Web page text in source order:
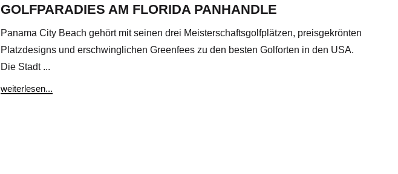
GOLFPARADIES AM FLORIDA PANHANDLE
Panama City Beach gehört mit seinen drei Meisterschaftsgolfplätzen, preisgekrönten
Platzdesigns und erschwinglichen Greenfees zu den besten Golforten in den USA.
Die Stadt ...
weiterlesen...